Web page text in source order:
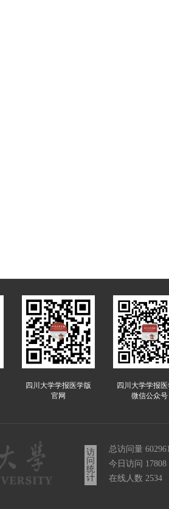
四川大学学报医学版
官网
四川大学学报
微信公众号
访
问
统
计
总访问量
今日访问 17808
在线人数 2534